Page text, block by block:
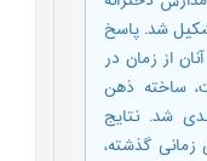
شد. پاسخ
از زمان در
ساخته ذهن
شد. نتایج
گذشته،